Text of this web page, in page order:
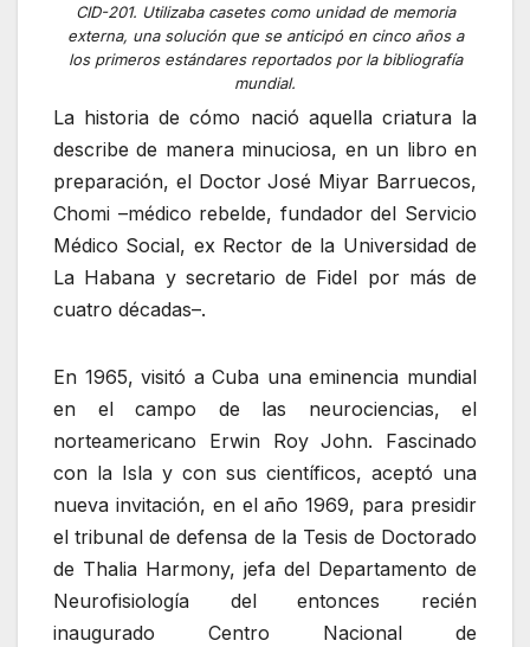
CID-201. Utilizaba casetes como unidad de memoria
externa, una solución que se anticipó en cinco años a
los primeros estándares reportados por la bibliografía
mundial.
La historia de cómo nació aquella criatura la
describe de manera minuciosa, en un libro en
preparación, el Doctor José Miyar Barruecos,
Chomi –médico rebelde, fundador del Servicio
Médico Social, ex Rector de la Universidad de
La Habana y secretario de Fidel por más de
cuatro décadas–.
En 1965, visitó a Cuba una eminencia mundial
en el campo de las neurociencias, el
norteamericano Erwin Roy John. Fascinado
con la Isla y con sus científicos, aceptó una
nueva invitación, en el año 1969, para presidir
el tribunal de defensa de la Tesis de Doctorado
de Thalia Harmony, jefa del Departamento de
Neurofisiología del entonces recién
inaugurado Centro Nacional de